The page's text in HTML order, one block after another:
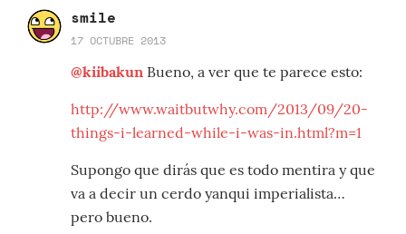
smile
17 OCTUBRE 2013
@kiibakun Bueno, a ver que te parece esto:
http://www.waitbutwhy.com/2013/09/20-
things-i-learned-while-i-was-in.html?m=1
Supongo que dirás que es todo mentira y que
va a decir un cerdo yanqui imperialista…
pero bueno.